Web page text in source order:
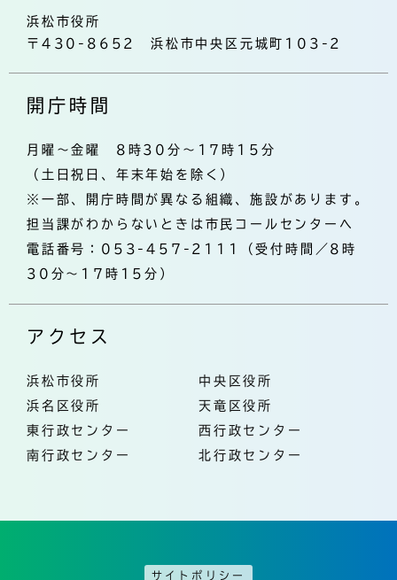
浜松市役所
〒430-8652 浜松市中央区元城町103-2
開庁時間
月曜～金曜 8時30分～17時15分
（土日祝日、年末年始を除く）
※一部、開庁時間が異なる組織、施設があります。
担当課がわからないときは市民コールセンターへ
電話番号：053-457-2111（受付時間／8時
30分～17時15分）
アクセス
浜松市役所
中央区役所
浜名区役所
天竜区役所
東行政センター
西行政センター
南行政センター
北行政センター
サイトポリシー